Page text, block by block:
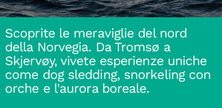
Scoprite le meraviglie del nord
della Norvegia. Da Tromsø a
Skjervøy, vivete esperienze uniche
come dog sledding, snorkeling con
orche e l'aurora boreale.